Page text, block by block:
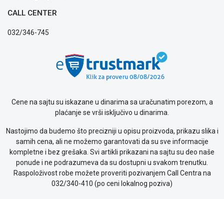
CALL CENTER
032/346-745
Cene na sajtu su iskazane u dinarima sa uračunatim porezom, a
plaćanje se vrši isključivo u dinarima.
Nastojimo da budemo što precizniji u opisu proizvoda, prikazu slika i
samih cena, ali ne možemo garantovati da su sve informacije
kompletne i bez grešaka. Svi artikli prikazani na sajtu su deo naše
ponude i ne podrazumeva da su dostupni u svakom trenutku.
Raspoloživost robe možete proveriti pozivanjem Call Centra na
032/340-410 (po ceni lokalnog poziva)